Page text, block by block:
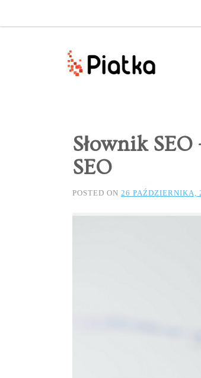
Słownik
SEO
POSTED ON 26 PAŹDZIERNIKA,